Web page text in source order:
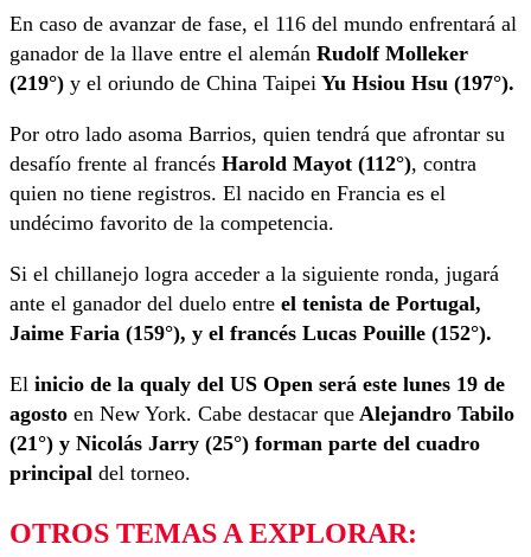
En caso de avanzar de fase, el 116 del mundo enfrentará al
ganador de la llave entre el alemán Rudolf Molleker
(219°) y el oriundo de China Taipei Yu Hsiou Hsu (197°).
Por otro lado asoma Barrios, quien tendrá que afrontar su
desafío frente al francés Harold Mayot (112°), contra
quien no tiene registros. El nacido en Francia es el
undécimo favorito de la competencia.
Si el chillanejo logra acceder a la siguiente ronda, jugará
ante el ganador del duelo entre el tenista de Portugal,
Jaime Faria (159°), y el francés Lucas Pouille (152°).
El inicio de la qualy del US Open será este lunes 19 de
agosto en New York. Cabe destacar que Alejandro Tabilo
(21°) y Nicolás Jarry (25°) forman parte del cuadro
principal del torneo.
OTROS TEMAS A EXPLORAR: